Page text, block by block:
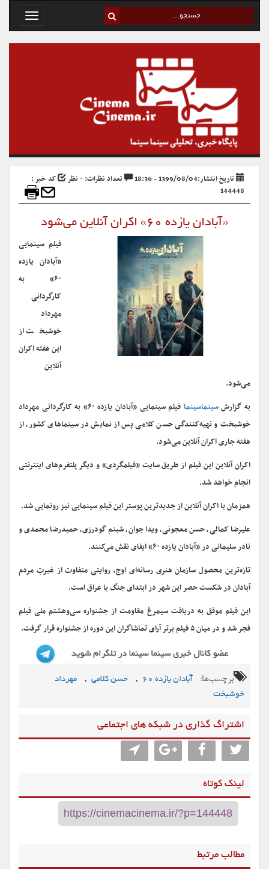
Toggle
تاریخ انتشار:1399/08/04 - 18:36 تعداد نظرات: ۰ نظر
کد خبر :
144448
«آبادان یازده ۶۰» اکران آنلاین می‌شود
فیلم سینمایی
«آبادان یازده
۶۰» به
کارگردانی
مهرداد
خوشبخت از
این هفته اکران
آنلاین
می‌شود.
به گزارشسینماسینما
فیلم سینمایی «آبادان یازده ۶۰» به کارگردانی مهرداد
خوشبخت و تهیه‌کنندگی حسن کلامی پس از نمایش در سینماهای کشور، از
هفته جاری اکران آنلاین می‌شود.
اکران آنلاین این فیلم از طریق سایت «فیلمگردی» و دیگر پلتفرم‌های اینترنتی
انجام خواهد شد.
همزمان با اکران آنلاین از جدیدترین پوستر این فیلم سینمایی نیز رونمایی شد.
علیرضا کمالی، حسن معجونی، ویدا جوان، شبنم گودرزی، حمیدرضا محمدی و
نادر سلیمانی در «آبادان یازده ۶۰» ایفای نقش می‌کنند.
تازه‌ترین محصول سازمان هنری رسانه‌ای اوج، روایتی متفاوت از غیرتِ مردم
آبادان در شکست حصر این شهر در ابتدای جنگ با عراق است.
این فیلم موفق به دریافت سیمرغ مقاومت از جشنواره سی‌وهشتم ملی فیلم
فجر شد و در میان ۵ فیلم برتر آرای تماشاگران این دوره از جشنواره قرار گرفت.
برچسب‌ها: آبادان یازده ۶۰ , حسن کلامی ,
مهرداد
خوشبخت
اشتراگ گذاری در شبکه های اجتماعی
لینک کوتاه
مطالب مرتبط